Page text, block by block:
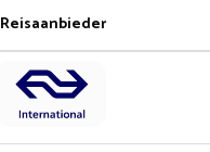
Reisaanbieder